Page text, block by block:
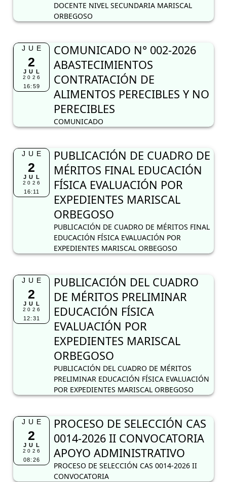
DOCENTE NIVEL SECUNDARIA MARISCAL
ORBEGOSO
JUE
2
JUL
2026
16:59
COMUNICADO N° 002-2026
ABASTECIMIENTOS
CONTRATACIÓN DE
ALIMENTOS PERECIBLES Y NO
PERECIBLES
COMUNICADO
JUE
2
JUL
2026
16:11
PUBLICACIÓN DE CUADRO DE
MÉRITOS FINAL EDUCACIÓN
FÍSICA EVALUACIÓN POR
EXPEDIENTES MARISCAL
ORBEGOSO
PUBLICACIÓN DE CUADRO DE MÉRITOS FINAL
EDUCACIÓN FÍSICA EVALUACIÓN POR
EXPEDIENTES MARISCAL ORBEGOSO
JUE
2
JUL
2026
12:31
PUBLICACIÓN DEL CUADRO
DE MÉRITOS PRELIMINAR
EDUCACIÓN FÍSICA
EVALUACIÓN POR
EXPEDIENTES MARISCAL
ORBEGOSO
PUBLICACIÓN DEL CUADRO DE MÉRITOS
PRELIMINAR EDUCACIÓN FÍSICA EVALUACIÓN
POR EXPEDIENTES MARISCAL ORBEGOSO
JUE
2
JUL
2026
08:26
PROCESO DE SELECCIÓN CAS
0014-2026 II CONVOCATORIA
APOYO ADMINISTRATIVO
PROCESO DE SELECCIÓN CAS 0014-2026 II
CONVOCATORIA